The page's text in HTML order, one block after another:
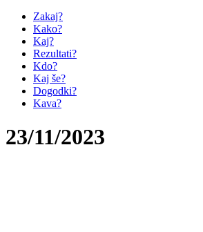
Zakaj?
Kako?
Kaj?
Rezultati?
Kdo?
Kaj še?
Dogodki?
Kava?
23/11/2023